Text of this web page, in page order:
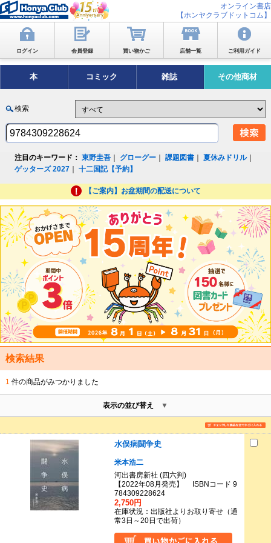
オンライン書店
【ホンヤクラブドットコム】
ログイン 会員登録 買い物かご 店舗一覧 ご利用ガイド
本 コミック 雑誌 その他商材
検索
注目のキーワード： 東野圭吾 グローグー ｜課題図書 ｜夏休みドリル｜
ゲッターズ 2027 ｜十二国記【予約】
【ご案内】お盆期間の配送について
検索結果
1 件の商品がみつかりました
表示の並び替え
水俣病闘争史
米本浩二
河出書房新社 (四六判)
【2022年08月発売】 ISBNコード 9
784309228624
2,750円
在庫状況：出版社よりお取り寄せ（通
常3日～20日で出荷）